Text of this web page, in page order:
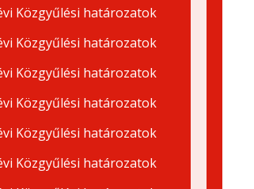
Közgyűlési határozatok
Közgyűlési határozatok
Közgyűlési határozatok
Közgyűlési határozatok
Közgyűlési határozatok
Közgyűlési határozatok